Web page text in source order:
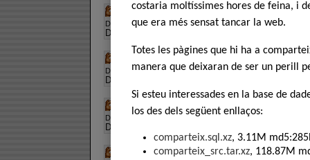
10.El despertar de les dones.La lluita
Descàrregues:529 , Puntuació:
Descripció:
11.Marisol en portada
Descàrregues:343, Puntuació:
Descripció:
12.Primeres eleccions democràtiques
Descàrregues: , Puntuació:
Descripció:
13.El retorn de l'exili
costaria moltíssimes hores de feina, i
que era més sensat tancar la web.
Totes les pàgines que hi ha a
manera que deixaran de ser un perill
Si esteu interessades en la base de
los des dels següent enllaços:
comparteix.sql.xz, 3.11M
comparteix_src.tar.xz, 118.87M